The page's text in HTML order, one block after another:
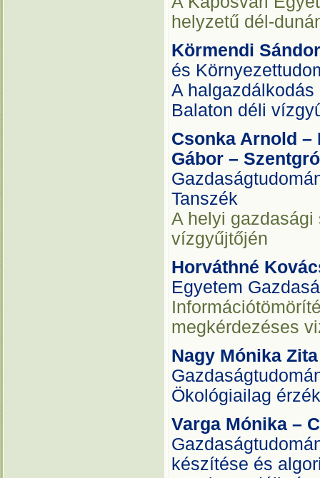
helyzetű dél-
Körmendi
és
A
Balaton déli
Csonka Arnold –
Gábor –
Tanszék
A helyi
vízgyűjtőjén
Horváthné
Egyetem
megkérdezéses
Nagy Mónika
Ökológiailag
Varga Mónika –
készítése és